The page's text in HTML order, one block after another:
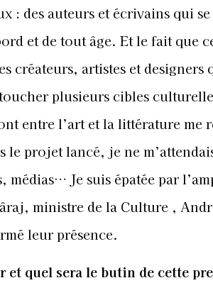
: des auteurs et écrivains qui se
et de tout âge. Et le fait que
créateurs, artistes et designers
plusieurs cibles
entre l’art et la littérature me
projet lancé, je ne
Je suis épatée par
ministre de la Culture ,
leur présence.
et quel sera le butin de cette